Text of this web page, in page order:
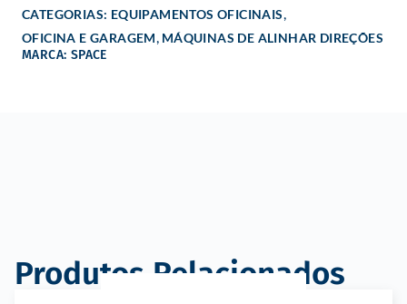
CATEGORIAS: EQUIPAMENTOS OFICINAIS,
OFICINA E GARAGEM, MÁQUINAS DE ALINHAR DIREÇÕES
MARCA: SPACE
Produtos Relacionados